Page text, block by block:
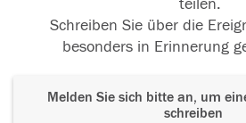
teilen.
Schreiben Sie über die
besonders in Erinnerung
Melden Sie sich bitte an, um
schreiben